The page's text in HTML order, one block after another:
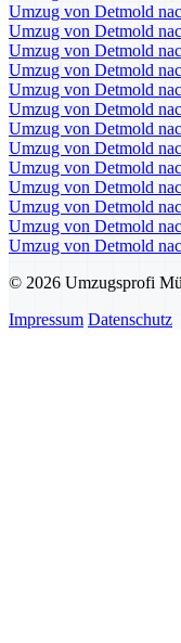
Umzug von Detmold
Umzug von Detmold
Umzug von Detmold
Umzug von Detmold
Umzug von Detmold
Umzug von Detmold
Umzug von Detmold
Umzug von Detmold
Umzug von Detmold
Umzug von Detmold
Umzug von Detmold
Umzug von Detmold
Umzug von Detmold
© 2026 Umzugsprofi
Impressum Datenschutz